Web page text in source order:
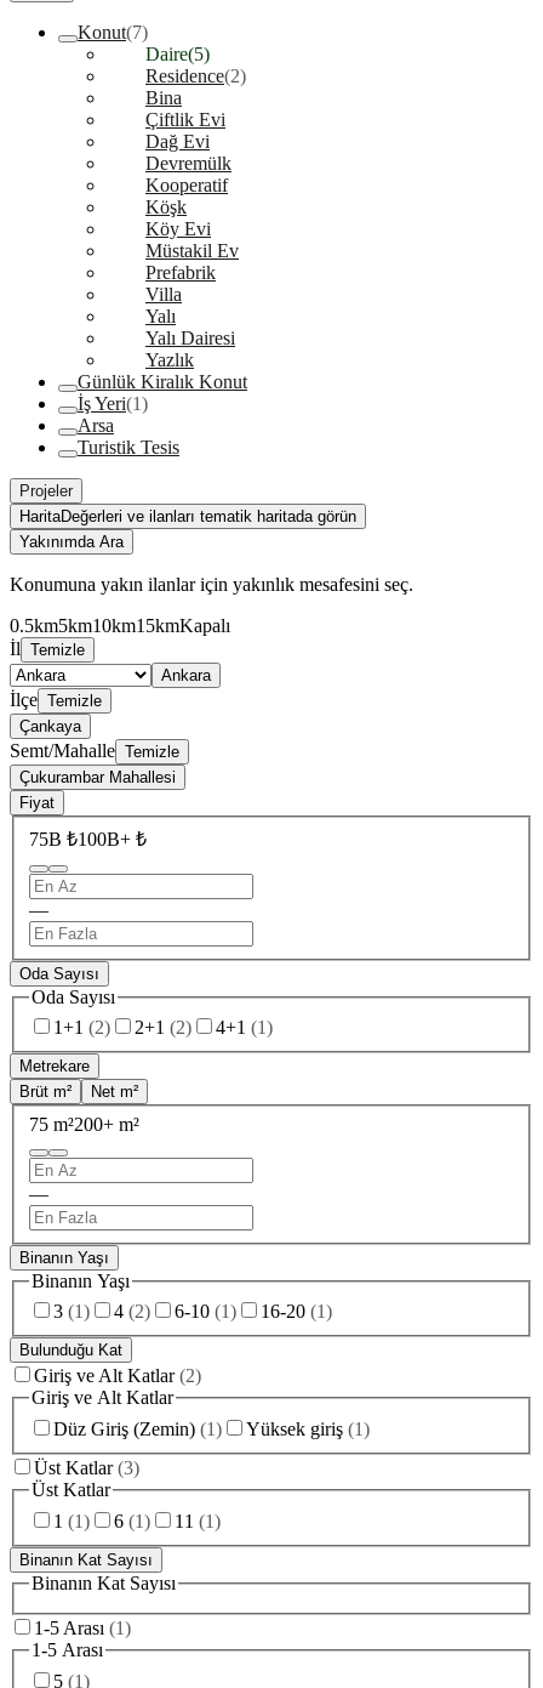
Konut(7)
Daire(5)
Residence(2)
Bina
Çiftlik Evi
Dağ Evi
Devremülk
Kooperatif
Köşk
Köy Evi
Müstakil Ev
Prefabrik
Villa
Yalı
Yalı Dairesi
Yazlık
Günlük Kiralık Konut
İş Yeri(1)
Arsa
Turistik Tesis
Projeler
HaritaDeğerleri ve ilanları tematik haritada görün
Yakınımda Ara
Konumuna yakın ilanlar için yakınlık mesafesini seç.
0.5km5km10km15kmKapalı
İl Temizle
Ankara
İlçe Temizle
Çankaya
Semt/Mahalle Temizle
Çukurambar Mahallesi
Fiyat
75B ₺100B+ ₺
—
Oda Sayısı
Oda Sayısı
1+1 (2) 2+1 (2) 4+1 (1)
Metrekare
Brüt m²
Net m²
75 m²200+ m²
—
Binanın Yaşı
Binanın Yaşı
3 (1) 4 (2) 6-10 (1) 16-20 (1)
Bulunduğu Kat
Giriş ve Alt Katlar (2)
Giriş ve Alt Katlar
Düz Giriş (Zemin) (1) Yüksek giriş (1)
Üst Katlar (3)
Üst Katlar
1 (1) 6 (1) 11 (1)
Binanın Kat Sayısı
Binanın Kat Sayısı
1-5 Arası (1)
1-5 Arası
5 (1)